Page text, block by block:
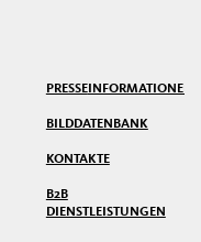
PRESSEINFORMATIONEN
BILDDATENBANK
KONTAKTE
B2B
DIENSTLEISTUNGEN